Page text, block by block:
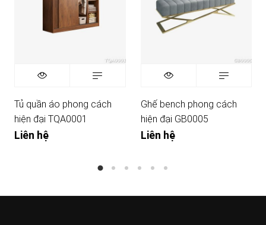
Tủ quần áo phong cách
hiện đại TQA0001
Liên hệ
Ghế bench phong cách
hiện đại GB0005
Liên hệ